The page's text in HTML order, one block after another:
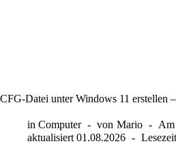
CFG-Datei unter Windows 11 erstellen –
in Computer von Mario Am
aktualisiert 01.08.2026 Lesezeit